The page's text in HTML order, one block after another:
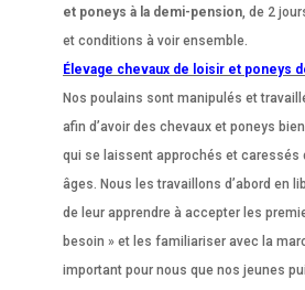
et poneys à la demi-pension, de 2
et conditions à voir ensemble.
Élevage chevaux de loisir et poneys
Nos poulains sont manipulés et
afin d’avoir des chevaux et poneys
qui se laissent approchés et caressés
âges. Nous les travaillons d’abord en
de leur apprendre à accepter les
besoin » et les familiariser avec la
important pour nous que nos jeunes